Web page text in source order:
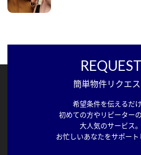
REQUEST
簡単物件リクエ
希望条件を伝えるだけ
初めての方やリピーター
大人気のサービス。
お忙しいあなたをサポート